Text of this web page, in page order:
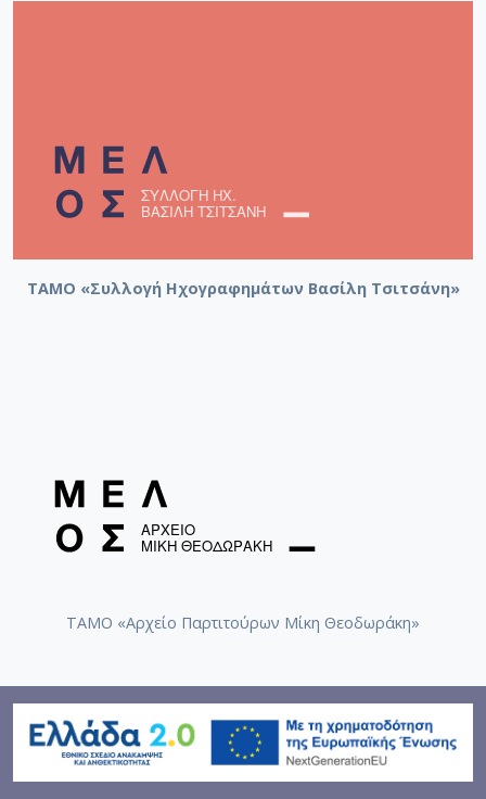
ΤΑΜΟ «Συλλογή Ηχογραφημάτων Βασίλη Τσιτσάνη»
ΤΑΜΟ «Αρχείο Παρτιτούρων Μίκη Θεοδωράκη»